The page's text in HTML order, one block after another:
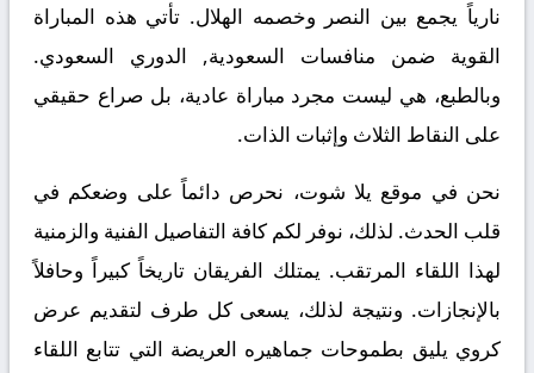
نارياً يجمع بين النصر وخصمه الهلال. تأتي هذه المباراة
القوية ضمن منافسات السعودية, الدوري السعودي.
وبالطبع، هي ليست مجرد مباراة عادية، بل صراع حقيقي
على النقاط الثلاث وإثبات الذات.
نحن في موقع يلا شوت، نحرص دائماً على وضعكم في
قلب الحدث. لذلك، نوفر لكم كافة التفاصيل الفنية والزمنية
لهذا اللقاء المرتقب. يمتلك الفريقان تاريخاً كبيراً وحافلاً
بالإنجازات. ونتيجة لذلك، يسعى كل طرف لتقديم عرض
كروي يليق بطموحات جماهيره العريضة التي تتابع اللقاء